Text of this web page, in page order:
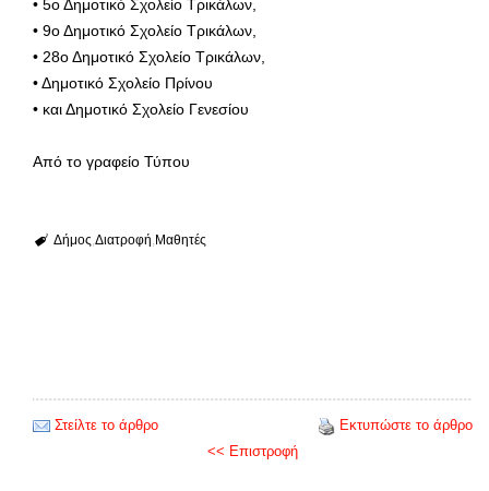
• 5ο Δημοτικό Σχολείο Τρικάλων,
• 9ο Δημοτικό Σχολείο Τρικάλων,
• 28ο Δημοτικό Σχολείο Τρικάλων,
• Δημοτικό Σχολείο Πρίνου
• και Δημοτικό Σχολείο Γενεσίου
Από το γραφείο Τύπου
Δήμος Διατροφή Μαθητές
Στείλτε το άρθρο
Εκτυπώστε το άρθρο
<< Επιστροφή